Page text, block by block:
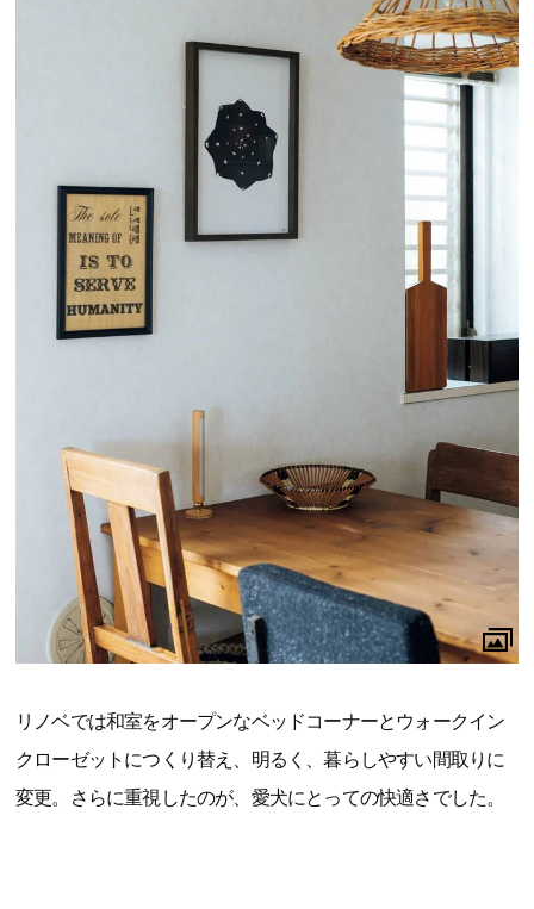
リノベでは和室をオープンなベッドコーナーとウォークイン
クローゼットにつくり替え、明るく、暮らしやすい間取りに
変更。さらに重視したのが、愛犬にとっての快適さでした。